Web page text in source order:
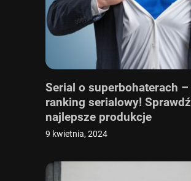
Serial o superbohaterach
ranking serialowy! Sprawdź
najlepsze produkcje
9 kwietnia, 2024